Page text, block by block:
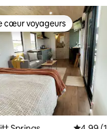
voyageurs les plus
cœur voyageurs